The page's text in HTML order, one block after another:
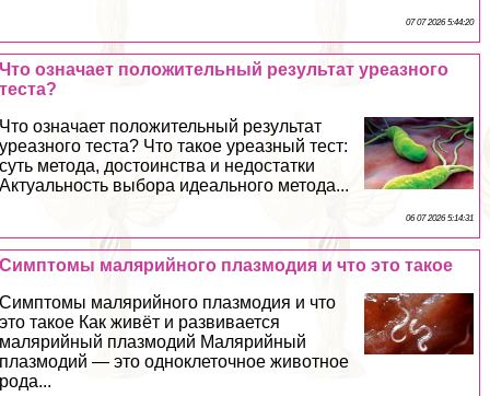
07 07 2026 5:44:20
Что означает положительный результат уреазного
теста?
Что означает положительный результат
уреазного теста? Что такое уреазный тест:
суть метода, достоинства и недостатки
Актуальность выбора идеального метода...
06 07 2026 5:14:31
Симптомы малярийного плазмодия и что это такое
Симптомы малярийного плазмодия и что
это такое Как живёт и развивается
малярийный плазмодий Малярийный
плазмодий — это одноклеточное животное
рода...